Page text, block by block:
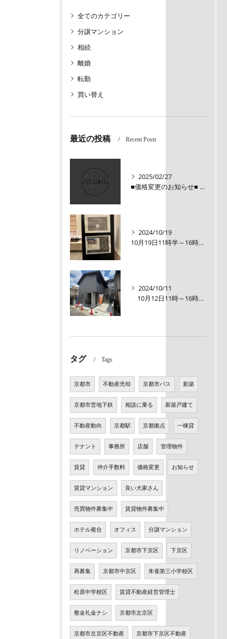
全てのカテゴリー
分譲マンション
相続
離婚
転勤
買い替え
最近の投稿 Recent Posts
2025/02/27
■価格変更のお知らせ■ メロディーハイム三条堺町2階
2024/10/19
10月19日11時半～16時00【オープンルーム】伏見区醍醐大構町新築戸建
2024/10/11
10月12日11時～16時【オープンルーム】伏見区醍醐大構町 新築戸建て
タグ Tags
京都市 不動産売却 京都市バス 新築
京都市営地下鉄 相談に乗る 新築戸建て
不動産動向 京都駅 京都拠点 一棟貸
テナント 事務所 店舗 管理物件
賃貸 仲介手数料 価格変更 お知らせ
賃貸マンション 良い大家さん
売買物件募集中 賃貸物件募集中
ホテル複合 オフィス 分譲マンション
リノベーション 京都市下京区 下京区
再募集 京都市中京区 朱雀第三小学校区
松原中学校区 賃貸不動産経営管理士
敷金礼金ナシ 京都市左京区
京都市左京区不動産 京都市下京区不動産